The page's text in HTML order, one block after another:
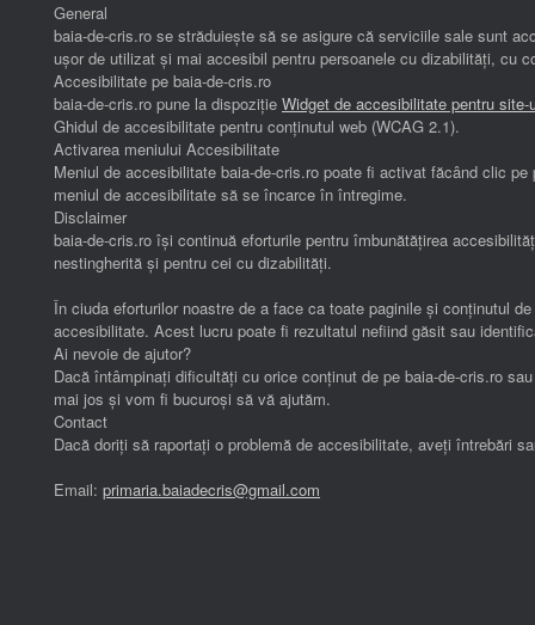
General
baia-de-cris.ro se străduiește să se asigure că serviciile sale sunt
ușor de utilizat și mai accesibil pentru persoanele cu dizabilități, cu
Accesibilitate pe baia-de-cris.ro
baia-de-cris.ro pune la dispoziție Widget de accesibilitate pentru site-
Ghidul de accesibilitate pentru conținutul web (WCAG 2.1).
Activarea meniului Accesibilitate
Meniul de accesibilitate baia-de-cris.ro poate fi activat făcând clic
meniul de accesibilitate să se încarce în întregime.
Disclaimer
baia-de-cris.ro își continuă eforturile pentru îmbunătățirea
nestingherită și pentru cei cu dizabilități.
În ciuda eforturilor noastre de a face ca toate paginile și conținutul
accesibilitate. Acest lucru poate fi rezultatul nefiind găsit sau
Ai nevoie de ajutor?
Dacă întâmpinați dificultăți cu orice conținut de pe baia-de-cris.ro
mai jos și vom fi bucuroși să vă ajutăm.
Contact
Dacă doriți să raportați o problemă de accesibilitate, aveți întrebări
Email: primaria.baiadecris@gmail.com